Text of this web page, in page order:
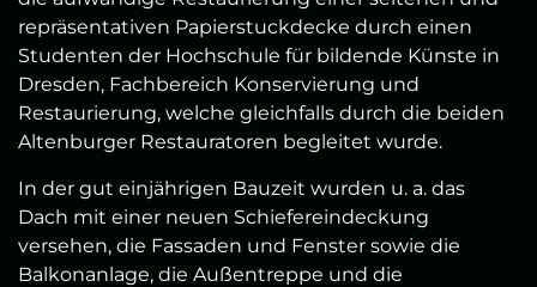
repräsentativen Papierstuckdecke durch einen
Studenten der Hochschule für bildende Künste in
Dresden, Fachbereich Konservierung und
Restaurierung, welche gleichfalls durch die beiden
Altenburger Restauratoren begleitet wurde.
In der gut einjährigen Bauzeit wurden u. a. das
Dach mit einer neuen Schiefereindeckung
versehen, die Fassaden und Fenster sowie die
Balkonanlage, die Außentreppe und die